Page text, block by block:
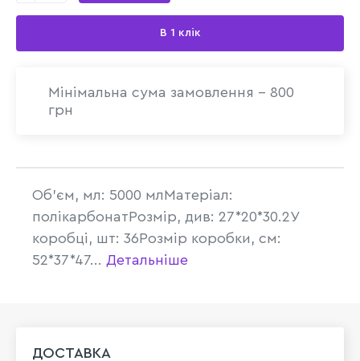
В 1 клік
Мінімальна сума замовлення - 800
грн
Об'єм, мл: 5000 млМатеріал:
полікарбонатРозмір, див: 27*20*30.2У
коробці, шт: 36Розмір коробки, см:
52*37*47... Детальніше
ДОСТАВКА